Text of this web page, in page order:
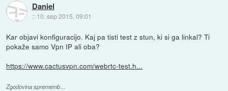
Daniel
:: 10. sep 2015, 09:01
Kar objavi konfiguracijo. Kaj pa tisti test z stun, ki si ga linkal? Ti
pokaže samo Vpn IP ali oba?
https://www.cactusvpn.com/webrtc-test.h...
Zgodovina sprememb…